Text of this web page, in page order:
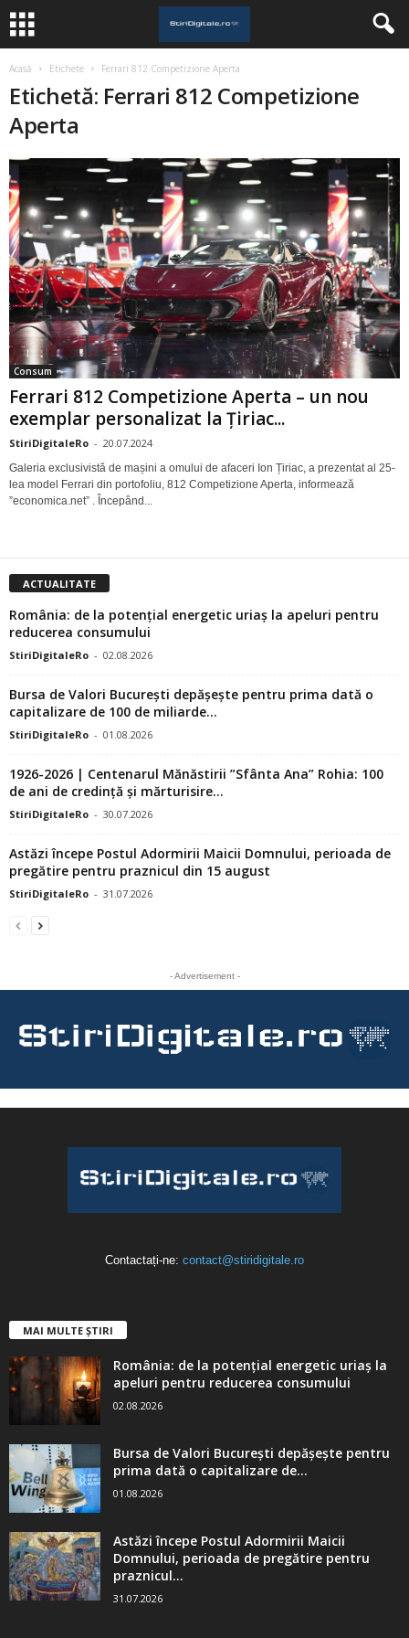
Acasă Etichete Ferrari 812 Competizione Aperta
Etichetă: Ferrari 812 Competizione
Aperta
Consum
Ferrari 812 Competizione Aperta – un nou
exemplar personalizat la Țiriac...
StiriDigitaleRo - 20.07.2024
Galeria exclusivistă de mașini a omului de afaceri Ion Țiriac, a prezentat al 25-
lea model Ferrari din portofoliu, 812 Competizione Aperta, informează
”economica.net” . Începând...
ACTUALITATE
România: de la potențial energetic uriaș la apeluri pentru
reducerea consumului
StiriDigitaleRo - 02.08.2026
Bursa de Valori București depășește pentru prima dată o
capitalizare de 100 de miliarde...
StiriDigitaleRo - 01.08.2026
1926-2026 | Centenarul Mănăstirii ”Sfânta Ana” Rohia: 100
de ani de credință și mărturisire...
StiriDigitaleRo - 30.07.2026
Astăzi începe Postul Adormirii Maicii Domnului, perioada de
pregătire pentru praznicul din 15 august
StiriDigitaleRo - 31.07.2026
- Advertisement -
Contactați-ne: contact@stiridigitale.ro
MAI MULTE ȘTIRI
România: de la potențial energetic uriaș la
apeluri pentru reducerea consumului
02.08.2026
Bursa de Valori București depășește pentru
prima dată o capitalizare de...
01.08.2026
Astăzi începe Postul Adormirii Maicii
Domnului, perioada de pregătire pentru
praznicul...
31.07.2026